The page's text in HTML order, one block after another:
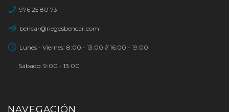
976 25 80 73
bencar@riegosbencar.com
Lunes - Viernes: 8:00 - 13:00 // 16:00 - 19:00
Sábado: 9:00 - 13:00
NAVEGACIÓN